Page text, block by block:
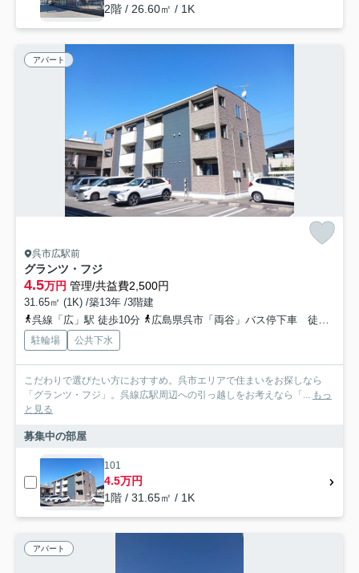
2階 / 26.60㎡ / 1K
アパート
呉市広駅前
グランツ・フジ
4.5万円 管理/共益費2,500円
31.65㎡ (1K) /築13年 /3階建
呉線「広」駅 徒歩10分
広島県呉市「両谷」バス停下車 徒歩4分
駐輪場 公共下水
こだわりで選びたい方におすすめ。呉市エリアで住まいをお探しなら
「グランツ・フジ」。呉線広駅周辺への引っ越しをお考えなら「... もっ
と見る
募集中の部屋
101
4.5万円
1階 / 31.65㎡ / 1K
アパート